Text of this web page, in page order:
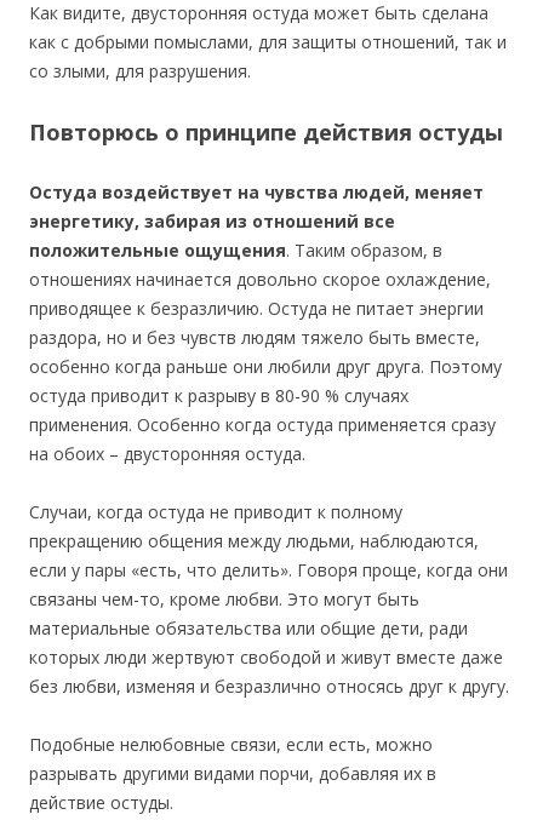
Как видите, двусторонняя остуда может быть сделана
как с добрыми помыслами, для защиты отношений, так и
со злыми, для разрушения.
Повторюсь о принципе действия остуды
Остуда воздействует на чувства людей, меняет
энергетику, забирая из отношений все
положительные ощущения. Таким образом, в
отношениях начинается довольно скорое охлаждение,
приводящее к безразличию. Остуда не питает энергии
раздора, но и без чувств людям тяжело быть вместе,
особенно когда раньше они любили друг друга. Поэтому
остуда приводит к разрыву в 80-90 % случаях
применения. Особенно когда остуда применяется сразу
на обоих – двусторонняя остуда.
Случаи, когда остуда не приводит к полному
прекращению общения между людьми, наблюдаются,
если у пары «есть, что делить». Говоря проще, когда они
связаны чем-то, кроме любви. Это могут быть
материальные обязательства или общие дети, ради
которых люди жертвуют свободой и живут вместе даже
без любви, изменяя и безразлично относясь друг к другу.
Подобные нелюбовные связи, если есть, можно
разрывать другими видами порчи, добавляя их в
действие остуды.